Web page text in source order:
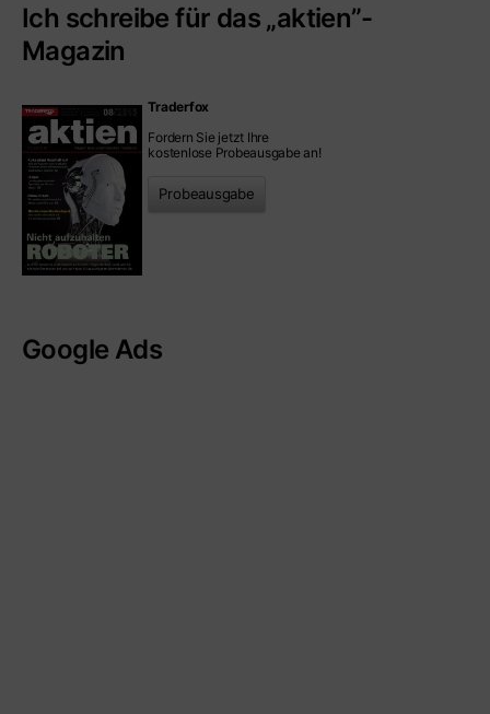
Ich schreibe für das „aktien”-
Magazin
Traderfox
Fordern Sie jetzt Ihre
kostenlose Probeausgabe an!
Probeausgabe
Google Ads